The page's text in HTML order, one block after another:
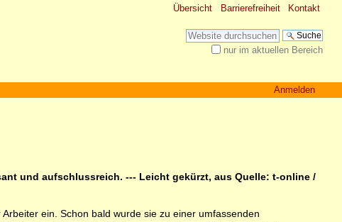
Übersicht Barrierefreiheit Kontakt
Website durchsuchen
nur im aktuellen Bereich
Anmelden
und aufschlussreich. --- Leicht gekürzt, aus Quelle: t-online /
ein. Schon bald wurde sie zu einer umfassenden